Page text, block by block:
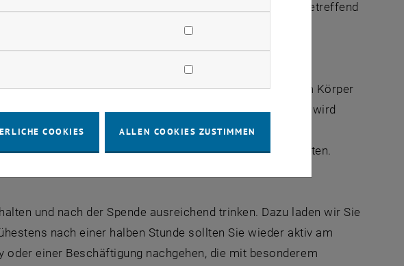
dass kein Ausschließungsgrund die eigene Person betreffend
EDV des Roten Kreuzes einverstanden sind.
Danach werden aus der Armvene ca. 450 ml Blut (im Körper
und sieben Liter Blut) entnommen. Ihr Wohlbefinden wird
einige Minuten. Bei der Blutspende werden nur
Gefahr der Ansteckung mit HIV oder anderen Krankheiten.
und nach der Spende ausreichend trinken. Dazu laden wir Sie
nach einer halben Stunde sollten Sie wieder aktiv am
oder einer Beschäftigung nachgehen, die mit besonderem
COOKIES ALLEN COOKIES ZUSTIMMEN